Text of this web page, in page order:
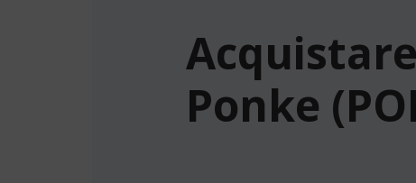
Acquistare
Ponke